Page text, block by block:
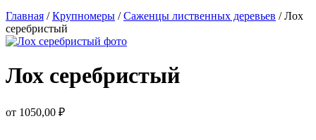
Главная /Крупномеры /Саженцы лиственных деревьев / Лох
серебристый
Лох серебристый
от 1050,00 ₽